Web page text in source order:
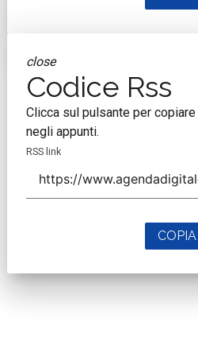
close
Codice Rss
Clicca sul pulsante per copiare
negli appunti.
RSS link